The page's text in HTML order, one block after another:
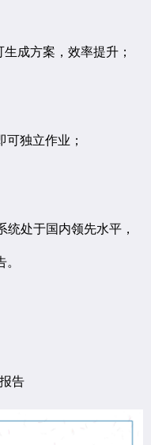
成方案，效率提升；
独立作业；
处于国内领先水平，
告